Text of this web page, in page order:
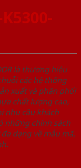
là thương hiệu
các hệ thống
xuất và phân phối
chất lượng cao,
nhu cầu khách
những chính sách
dạng về mẫu mã,